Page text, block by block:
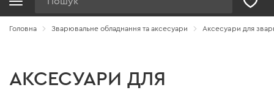
Головна Зварювальне обладнання та аксесуари Аксесуари для
АКСЕСУАРИ ДЛЯ